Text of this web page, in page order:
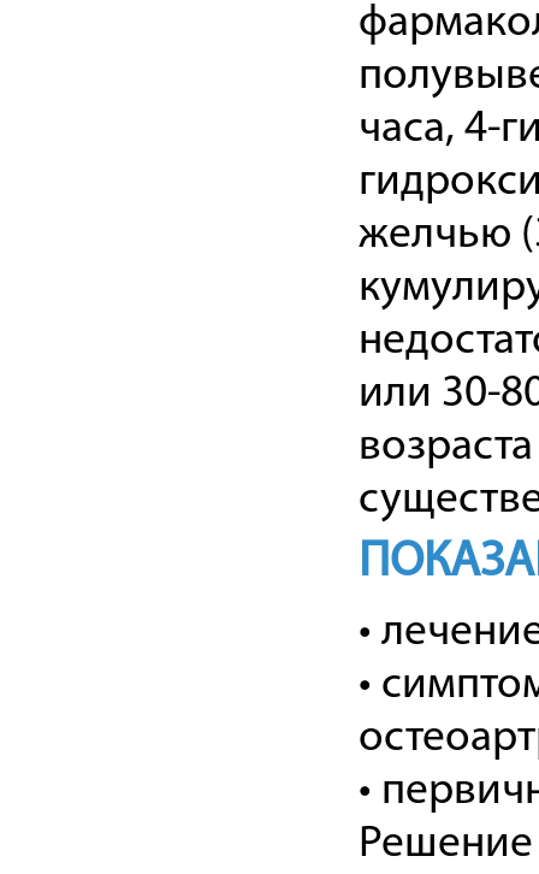
часа, 4-
желчью
или 30-
•
•
•